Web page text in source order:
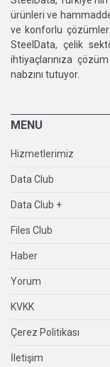
ürünleri ve
ve konforlu
SteelData, çelik
ihtiyaçlarınıza
nabzını tutuyor.
MENU
Hizmetlerimiz
Data Club
Data Club +
Files Club
Haber
Yorum
KVKK
Çerez Politikası
İletişim